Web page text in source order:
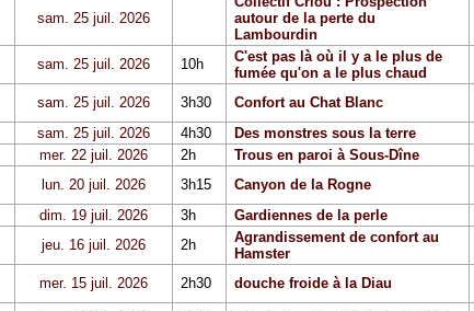
sam. 25 juil. 2026
autour de la perte du
Lambourdin
sam. 25 juil. 2026 10h
C'est pas là où il y a le plus de
fumée qu'on a le plus chaud
sam. 25 juil. 2026 3h30 Confort au Chat Blanc
sam. 25 juil. 2026 4h30 Des monstres sous la terre
mer. 22 juil. 2026
2h Trous en paroi à Sous-Dîne
lun. 20 juil. 2026 3h15 Canyon de la Rogne
dim. 19 juil. 2026 3h Gardiennes de la perle
jeu. 16 juil. 2026
2h
Agrandissement de confort au
Hamster
mer. 15 juil. 2026 2h30 douche froide à la Diau